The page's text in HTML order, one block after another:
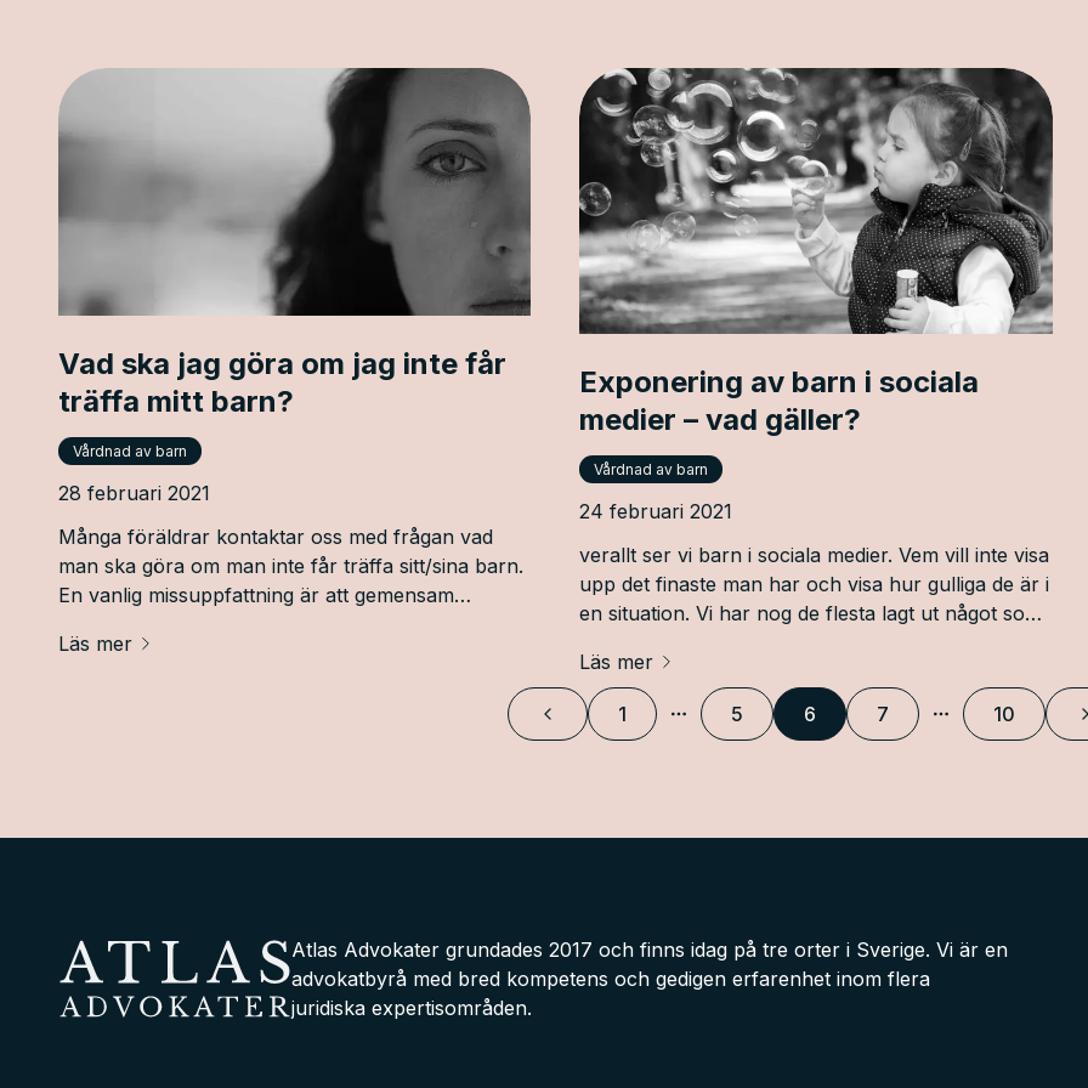
Vad ska jag göra om jag inte får
träffa mitt barn?
Vårdnad av barn
28 februari 2021
Många föräldrar kontaktar oss med frågan vad
man ska göra om man inte får träffa sitt/sina barn.
En vanlig missuppfattning är att gemensam
rätt att ha barnet/en hos sig i lika stor omfattning.
Läs mer
Exponering av barn i sociala
medier – vad gäller?
Vårdnad av barn
24 februari 2021
verallt ser vi barn i sociala medier. Vem vill inte visa
upp det finaste man har och visa hur gulliga de är i
en situation. Vi har nog de flesta lagt ut något som
egentligen lägga ut och hur är det med samtycke
från barn?
Läs mer
Föregående
1
Fler sidor
5 6 7
Fler sidor
10
Atlas Advokater grundades 2017 och finns idag på tre orter i Sverige. Vi är en
advokatbyrå med bred kompetens och gedigen erfarenhet inom flera
juridiska expertisområden.